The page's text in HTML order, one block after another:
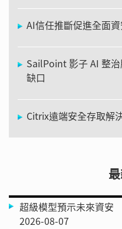
AI信任推斷促進全面
SailPoint 影子 AI 整
缺口
Citrix遠端安全存取解
超級模型預示未來資安
2026-08-07